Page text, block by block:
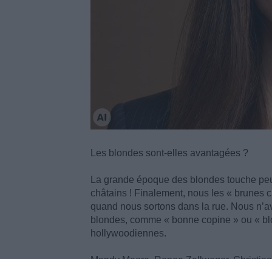
Les blondes sont-elles avantagées ?
La grande époque des blondes touche
châtains ! Finalement, nous les « brunes
quand nous sortons dans la rue. Nous
blondes, comme « bonne copine » ou «
hollywoodiennes.